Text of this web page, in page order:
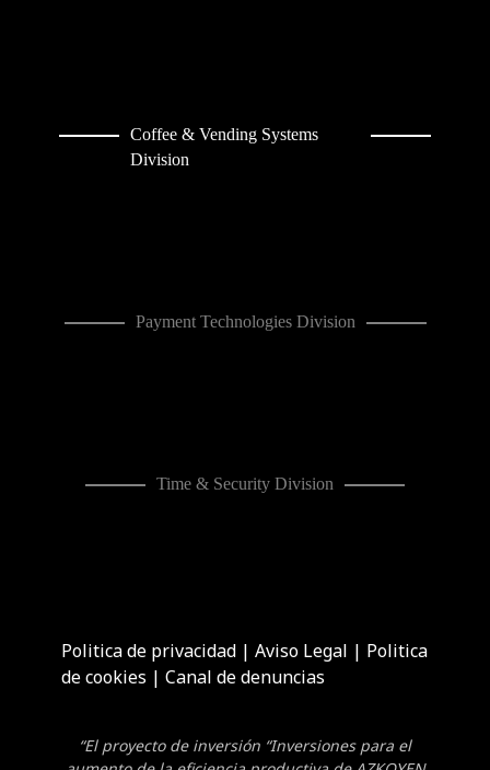
Coffee & Vending Systems
Division
Payment Technologies Division
Time & Security Division
Politica de privacidad |Aviso Legal | Politica
de cookies |Canal de denuncias
“El proyecto de inversión “Inversiones para el